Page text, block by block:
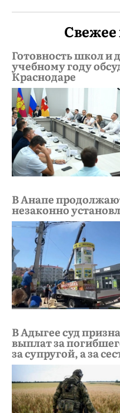
Готовность школ и
учебному году
Краснодаре
В Анапе
незаконно
В Адыгее суд
выплат за
за супругой, а за